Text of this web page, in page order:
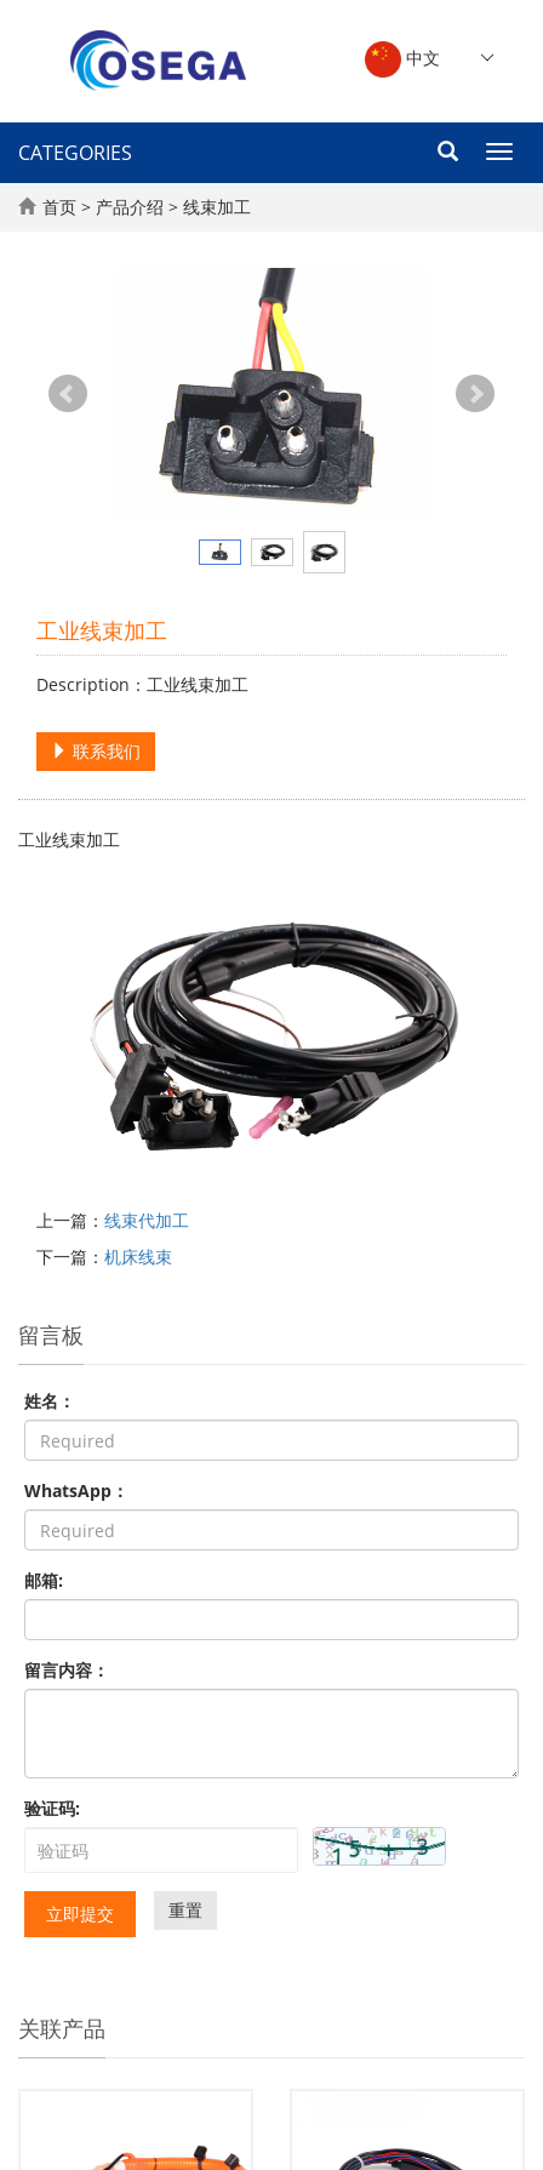
中文
CATEGORIES
首页 > 产品介绍 > 线束加工
工业线束加工
Description：工业线束加工
联系我们
工业线束加工
上一篇： 线束代加工
下一篇： 机床线束
留言板
姓名：
WhatsApp：
邮箱:
留言内容：
验证码:
立即提交 重置
关联产品